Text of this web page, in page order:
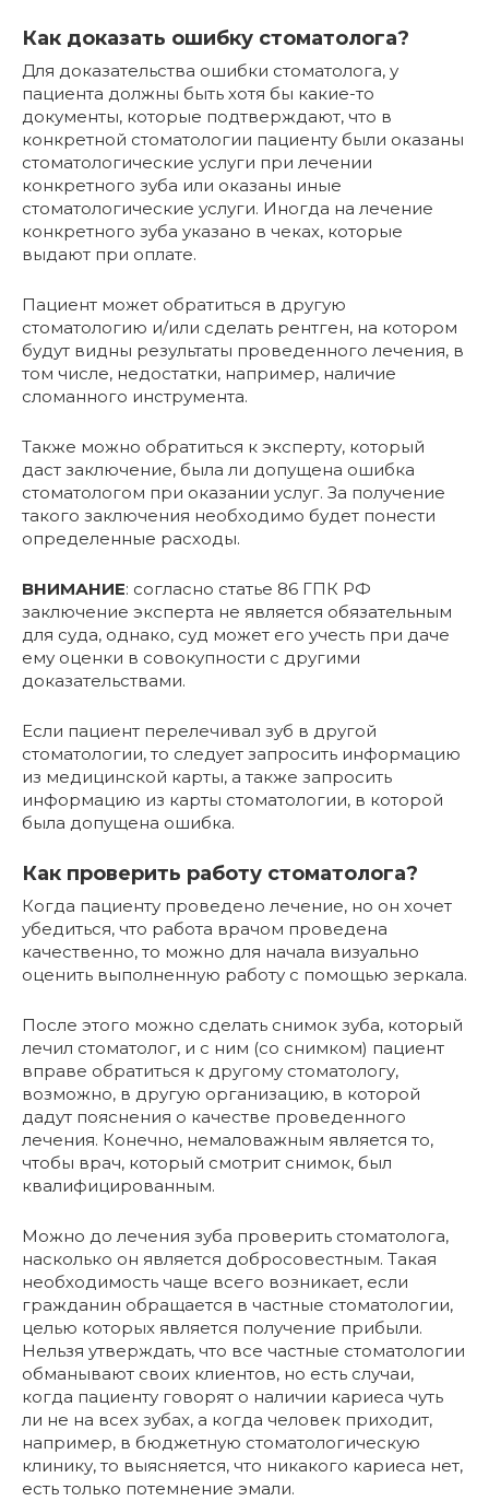
Как доказать ошибку стоматолога?
Для доказательства ошибки стоматолога, у
пациента должны быть хотя бы какие-то
документы, которые подтверждают, что в
конкретной стоматологии пациенту были оказаны
стоматологические услуги при лечении
конкретного зуба или оказаны иные
стоматологические услуги. Иногда на лечение
конкретного зуба указано в чеках, которые
выдают при оплате.
Пациент может обратиться в другую
стоматологию и/или сделать рентген, на котором
будут видны результаты проведенного лечения, в
том числе, недостатки, например, наличие
сломанного инструмента.
Также можно обратиться к эксперту, который
даст заключение, была ли допущена ошибка
стоматологом при оказании услуг. За получение
такого заключения необходимо будет понести
определенные расходы.
ВНИМАНИЕ: согласно статье 86 ГПК РФ
заключение эксперта не является обязательным
для суда, однако, суд может его учесть при даче
ему оценки в совокупности с другими
доказательствами.
Если пациент перелечивал зуб в другой
стоматологии, то следует запросить информацию
из медицинской карты, а также запросить
информацию из карты стоматологии, в которой
была допущена ошибка.
Как проверить работу стоматолога?
Когда пациенту проведено лечение, но он хочет
убедиться, что работа врачом проведена
качественно, то можно для начала визуально
оценить выполненную работу с помощью зеркала.
После этого можно сделать снимок зуба, который
лечил стоматолог, и с ним (со снимком) пациент
вправе обратиться к другому стоматологу,
возможно, в другую организацию, в которой
дадут пояснения о качестве проведенного
лечения. Конечно, немаловажным является то,
чтобы врач, который смотрит снимок, был
квалифицированным.
Можно до лечения зуба проверить стоматолога,
насколько он является добросовестным. Такая
необходимость чаще всего возникает, если
гражданин обращается в частные стоматологии,
целью которых является получение прибыли.
Нельзя утверждать, что все частные стоматологии
обманывают своих клиентов, но есть случаи,
когда пациенту говорят о наличии кариеса чуть
ли не на всех зубах, а когда человек приходит,
например, в бюджетную стоматологическую
клинику, то выясняется, что никакого кариеса нет,
есть только потемнение эмали.